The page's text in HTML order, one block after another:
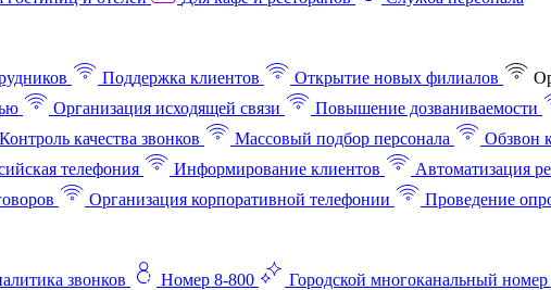
Поддержка клиентов Открытие новых филиалов
Организация исходящей связи Повышение дозваниваемости
Контроль качества звонков Массовый подбор персонала Обзвон
телефония Информирование клиентов Автоматизация
Организация корпоративной телефонии
Проведение
звонков Номер 8-800 Городской многоканальный номер